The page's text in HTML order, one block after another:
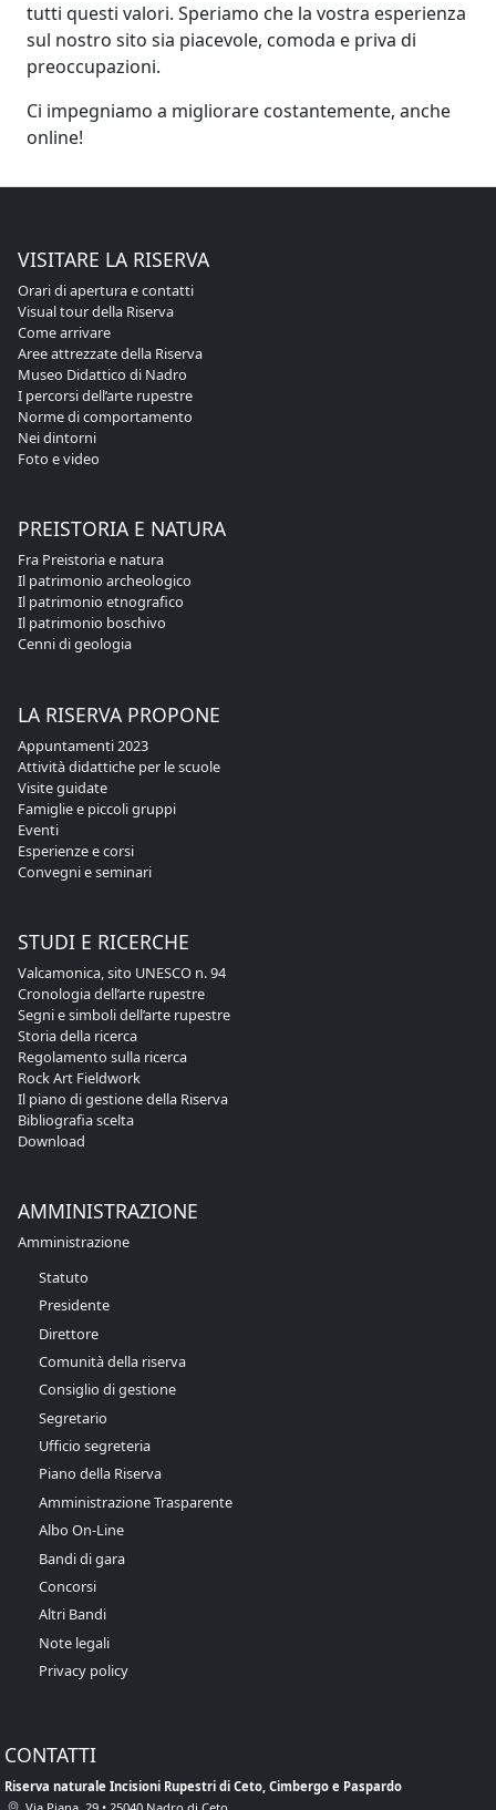
tutti questi valori. Speriamo che la vostra esperienza
sul nostro sito sia piacevole, comoda e priva di
preoccupazioni.
Ci impegniamo a migliorare costantemente, anche
online!
VISITARE LA RISERVA
Orari di apertura e contatti
Visual tour della Riserva
Come arrivare
Aree attrezzate della Riserva
Museo Didattico di Nadro
I percorsi dell’arte rupestre
Norme di comportamento
Nei dintorni
Foto e video
PREISTORIA E NATURA
Fra Preistoria e natura
Il patrimonio archeologico
Il patrimonio etnografico
Il patrimonio boschivo
Cenni di geologia
LA RISERVA PROPONE
Appuntamenti 2023
Attività didattiche per le scuole
Visite guidate
Famiglie e piccoli gruppi
Eventi
Esperienze e corsi
Convegni e seminari
STUDI E RICERCHE
Valcamonica, sito UNESCO n. 94
Cronologia dell’arte rupestre
Segni e simboli dell’arte rupestre
Storia della ricerca
Regolamento sulla ricerca
Rock Art Fieldwork
Il piano di gestione della Riserva
Bibliografia scelta
Download
AMMINISTRAZIONE
Amministrazione
Statuto
Presidente
Direttore
Comunità della riserva
Consiglio di gestione
Segretario
Ufficio segreteria
Piano della Riserva
Amministrazione Trasparente
Albo On-Line
Bandi di gara
Concorsi
Altri Bandi
Note legali
Privacy policy
CONTATTI
Riserva naturale Incisioni Rupestri di Ceto, Cimbergo e Paspardo